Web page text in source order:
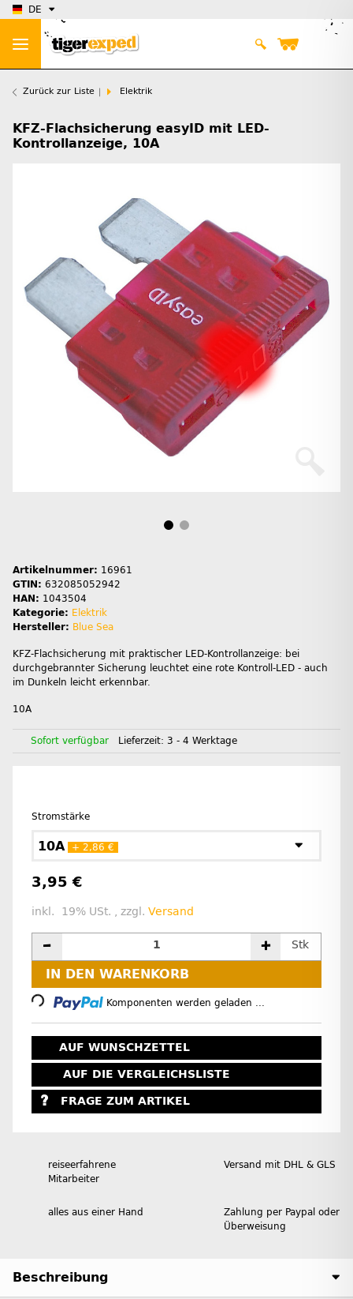
DE
Zurück zur Liste Elektrik
KFZ-Flachsicherung easyID mit LED-
Kontrollanzeige, 10A
Artikelnummer: 16961
GTIN: 632085052942
HAN: 1043504
Kategorie: Elektrik
Hersteller: Blue Sea
KFZ-Flachsicherung mit praktischer LED-Kontrollanzeige: bei
durchgebrannter Sicherung leuchtet eine rote Kontroll-LED - auch
im Dunkeln leicht erkennbar.
10A
Sofort verfügbar Lieferzeit: 3 - 4 Werktage
Stromstärke
10A + 2,86 €
3,95 €
inkl. 19% USt. , zzgl. Versand
Stk
IN DEN WARENKORB
Loading... Komponenten werden geladen ...
AUF WUNSCHZETTEL
AUF DIE VERGLEICHSLISTE
FRAGE ZUM ARTIKEL
reiseerfahrene
Mitarbeiter
Versand mit DHL & GLS
alles aus einer Hand
Zahlung per Paypal oder
Überweisung
Beschreibung